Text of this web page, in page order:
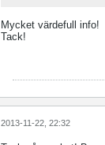
Mycket värdefull info!
Tack!
2013-11-22, 22:32